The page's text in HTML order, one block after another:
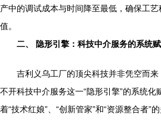
产中的调试成本与时间降至最低，确保工
值。
二、 隐形引擎：科技中介服务的系统
吉利义乌工厂的顶尖科技并非凭空而
不开科技中介服务这一“隐形引擎”的系统
着“技术红娘”、“创新管家”和“资源整合者”的